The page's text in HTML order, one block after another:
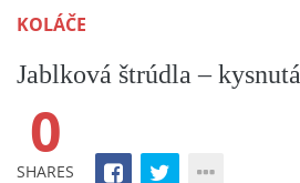
KOLÁČE
Jablková štrúdla – kysnutá
0
SHARES